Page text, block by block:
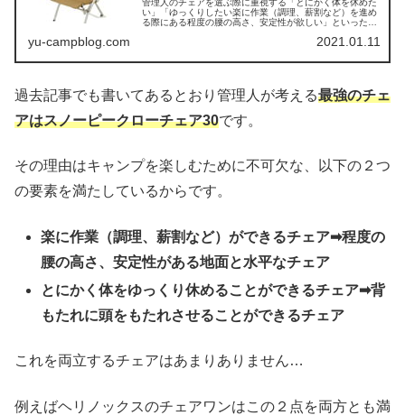
管理人のチェアを選ぶ際に重視する「とにかく体を休めた
い」「ゆっくりしたい楽に作業（調理、薪割など）を進め
る際にある程度の腰の高さ、安定性が欲しい」といった２
yu-campblog.com 2021.01.11
過去記事でも書いてあるとおり管理人が考える最強のチェ
アはスノーピークローチェア30です。
その理由はキャンプを楽しむために不可欠な、以下の２つ
の要素を満たしているからです。
楽に作業（調理、薪割など）ができるチェア➡程度の
腰の高さ、安定性がある地面と水平なチェア
とにかく体をゆっくり休めることができるチェア➡背
もたれに頭をもたれさせることができるチェア
これを両立するチェアはあまりありません…
例えばヘリノックスのチェアワンはこの２点を両方とも満